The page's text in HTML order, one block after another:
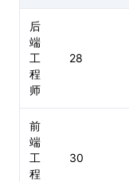
后
端
工
程
师
28
前
端
工
程
30